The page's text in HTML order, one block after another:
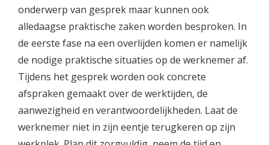
onderwerp van gesprek maar kunnen ook
alledaagse praktische zaken worden besproken. In
de eerste fase na een overlijden komen er namelijk
de nodige praktische situaties op de werknemer af.
Tijdens het gesprek worden ook concrete
afspraken gemaakt over de werktijden, de
aanwezigheid en verantwoordelijkheden. Laat de
werknemer niet in zijn eentje terugkeren op zijn